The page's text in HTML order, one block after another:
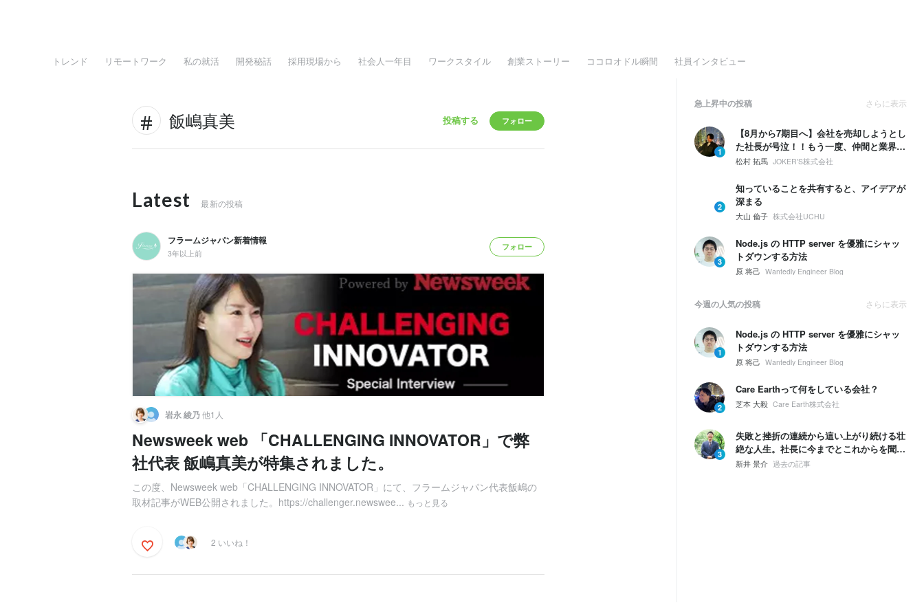
トレンド リモートワーク 私の就活 開発秘話 採用現場から 社会人一年目 ワークスタイル 創業ストーリー ココロオドル瞬間 社員インタビュー
飯嶋真美 投稿する フォロー
Latest 最新の投稿
フラームジャパン新着情報
3年以上前
フォロー
岩永 綾乃他1人
Newsweek web 「CHALLENGING INNOVATOR」で弊
社代表 飯嶋真美が特集されました。
この度、Newsweek web「CHALLENGING INNOVATOR」にて、フラームジャパン代表飯嶋の
取材記事がWEB公開されました。https://challenger.newswee... もっと見る
2 いいね！
急上昇中の投稿 さらに表示
1
【8月から7期目へ】会社を売却しようとし
た社長が号泣！！もう一度、仲間と業界
No.1を取ると決めた話
松村 拓馬 JOKER'S株式会社
2
知っていることを共有すると、アイデアが
深まる
大山 倫子 株式会社UCHU
3
Node.js の HTTP server を優雅にシャッ
トダウンする方法
原 将己 Wantedly Engineer Blog
今週の人気の投稿 さらに表示
1
Node.js の HTTP server を優雅にシャッ
トダウンする方法
原 将己 Wantedly Engineer Blog
2
Care Earthって何をしている会社？
芝本 大毅 Care Earth株式会社
3
失敗と挫折の連続から這い上がり続ける壮
絶な人生。社長に今までとこれからを聞い
てみた。
新井 景介 過去の記事